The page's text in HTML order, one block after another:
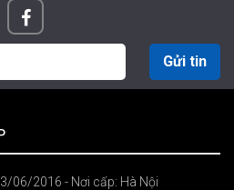
Gửi tin
06/2016 - Nơi cấp: Hà Nội